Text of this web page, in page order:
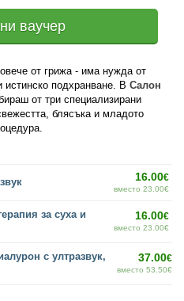
ваучер
от грижа - има нужда от
подхранване. В Салон
от три специализирани
блясъка и младото
16.00€
вместо 23.00€
за суха и
16.00€
вместо 23.00€
с ултразвук,
37.00€
вместо 53.50€